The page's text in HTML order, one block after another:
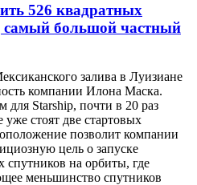
526 квадратных
самый большой частный
залива в Луизиане
компании Илона Маска.
для Starship, почти в 20 раз
стоят две стартовых
позволит компании
цель о запуске
спутников на орбиты, где
меньшинство спутников